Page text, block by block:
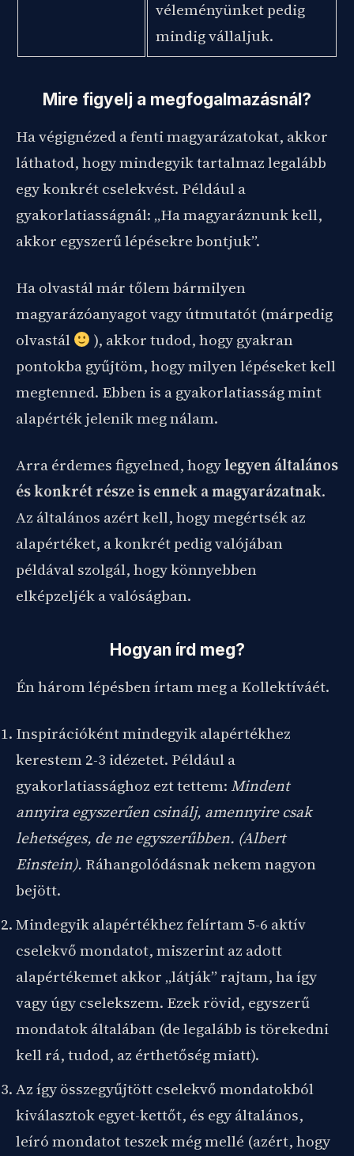
véleményünket pedig
mindig vállaljuk.
Mire figyelj a megfogalmazásnál?
Ha végignézed a fenti magyarázatokat, akkor
láthatod, hogy mindegyik tartalmaz legalább
egy konkrét cselekvést. Például a
gyakorlatiasságnál: „Ha magyaráznunk kell,
akkor egyszerű lépésekre bontjuk”.
Ha olvastál már tőlem bármilyen
magyarázóanyagot vagy útmutatót (márpedig
olvastál
), akkor tudod, hogy gyakran
pontokba gyűjtöm, hogy milyen lépéseket kell
megtenned. Ebben is a gyakorlatiasság mint
alapérték jelenik meg nálam.
Arra érdemes figyelned, hogylegyen általános
és konkrét része is ennek a magyarázatnak.
Az általános azért kell, hogy megértsék az
alapértéket, a konkrét pedig valójában
példával szolgál, hogy könnyebben
elképzeljék a valóságban.
Hogyan írd meg?
Én három lépésben írtam meg a Kollektíváét.
Inspirációként mindegyik alapértékhez
kerestem 2-3 idézetet. Például a
gyakorlatiassághoz ezt tettem:Mindent
annyira egyszerűen csinálj, amennyire csak
lehetséges, de ne egyszerűbben. (Albert
Einstein). Ráhangolódásnak nekem nagyon
bejött.
Mindegyik alapértékhez felírtam 5-6 aktív
cselekvő mondatot, miszerint az adott
alapértékemet akkor „látják” rajtam, ha így
vagy úgy cselekszem. Ezek rövid, egyszerű
mondatok általában (de legalább is törekedni
kell rá, tudod, az érthetőség miatt).
Az így összegyűjtött cselekvő mondatokból
kiválasztok egyet-kettőt, és egy általános,
leíró mondatot teszek még mellé (azért, hogy